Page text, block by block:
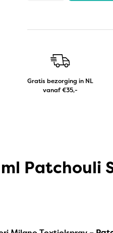
Gratis bezorging in NL
vanaf €35,-
Patchouli